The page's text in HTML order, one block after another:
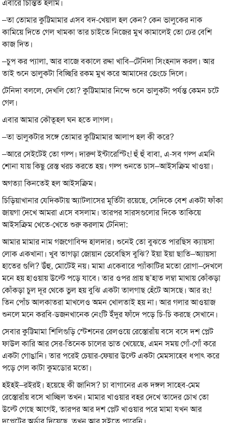
এবারে চিন্তিত হলাম।
–তা তোমার কুট্টিমামার এসব বদ-খেয়াল হল কেন? কেন ভালুকের নাক
কামিয়ে দিতে গেল খামকা তার চাইতে নিজের মুখ কামালেই তো ঢের বেশি
কাজ দিত।
–চুপ কর প্যালা, আর বাজে বকালে রদ্দা খাবি–টেনিদা সিংহনাদ করল। আর
তাই শুনে ভালুকটা বিচ্ছিরি রকম মুখ করে আমাদের ভেংচে দিলে।
টেনিদা বললে, দেখলি তো? কুট্টিমামার নিন্দে শুনে ভালুকটা পর্যন্ত কেমন চটে
গেল।
এবার আমার কৌতূহল ঘন হতে লাগল।
–তা ভালুকটার সঙ্গে তোমার কুট্টিমামার আলাপ হল কী করে?
–আরে সেইটেই তো গল্প। দারুণ ইন্টারেস্টিং! হুঁ হুঁ বাবা, এ-সব গল্প এমনি
শোনা যায় কিছু রেস্ত খরচ করতে হয়। গল্প শুনতে চাস–আইসক্রিম খাওয়া।
অগত্যা কিনতেই হল আইসক্রিম।
চিড়িয়াখানার যেদিকটায় অ্যাটলাসের মূর্তিটা রয়েছে, সেদিকে বেশ একটা ফাঁকা
জায়গা দেখে আমরা এসে বসলাম। তারপর সারসগুলোর দিকে তাকিয়ে
আইসক্রিম খেতে-খেতে শুরু করলাম টেনিদা:
আমার মামার নাম গজগোবিন্দ হালদার। শুনেই তো বুঝতে পারছিস ক্যায়সা
লোক একখানা। খুব তাগড়া জোয়ান ভেবেছিস বুঝি? ইয়া ইয়া ছাতি–অ্যায়সা
হাতের গুলি? উঁহু, মোটেই নয়। মামা একেবারে প্যাঁকাটির মতো রোগা–দেখলে
মনে হয় হাওয়ায় উল্টে পড়ে যাবে। তার ওপর প্রায় ছ’হাত লম্বা মাথায় কোঁকড়া
কোঁকড়া চুল দূর থেকে ভুল হয় বুঝি একটা তালগাছ হেঁটে আসছে। আর রং!
তিন পোঁচ আলকাতরা মাখলেও অমন খোলতাই হয় না। আর গলার আওয়াজ
শুনলে মনে করবি-ডজনখানেক নেংটি ইঁদুর ফাঁদে পড়ে চি-চি করছে সেখানে।
সেবার কুট্টিমামা শিলিগুড়ি স্টেশনের রেলওয়ে রেস্তোরাঁয় বসে বসে দশ প্লেট
ফাউল কারি আর সের-তিনেক চালের ভাত খেয়েছে, এমন সময় গোঁ-গোঁ করে
একটা গোঙানি। তার পরেই চেয়ার-ফেয়ার উল্টে একটা মেমসাহেব ধপাৎ করে
পড়ে গেল কাটা কুমডোর মতো।
হইহই–রইরই। হয়েছে কী জানিস? চা বাগানের এক দঙ্গল সাহেব-মেম
রেস্তোরাঁয় বসে খাচ্ছিল তখন। মামার খাওয়ার বহর দেখে তাদের চোখ তো
উল্টে গেছে আগেই, তারপর আর দশ প্লেট খাওয়ার পরে মামা যখন আর